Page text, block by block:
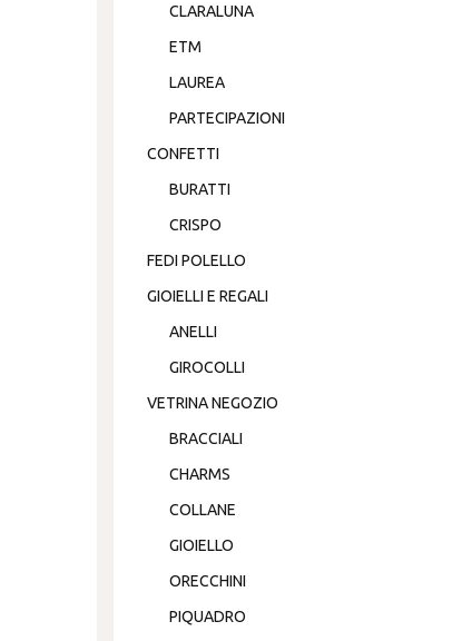
CLARALUNA
ETM
LAUREA
PARTECIPAZIONI
CONFETTI
BURATTI
CRISPO
FEDI POLELLO
GIOIELLI E REGALI
ANELLI
GIROCOLLI
VETRINA NEGOZIO
BRACCIALI
CHARMS
COLLANE
GIOIELLO
ORECCHINI
PIQUADRO